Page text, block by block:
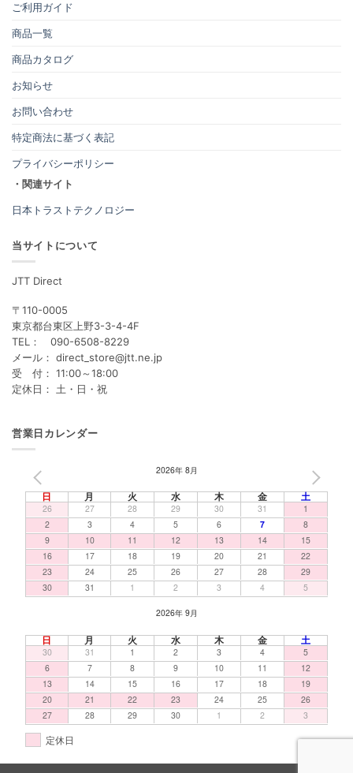
ご利用ガイド
商品一覧
商品カタログ
お知らせ
お問い合わせ
特定商法に基づく表記
プライバシーポリシー
・関連サイト
日本トラストテクノロジー
当サイトについて
JTT Direct
〒110-0005
東京都台東区上野3-3-4-4F
TEL： 090-6508-8229
メール： direct_store@jtt.ne.jp
受 付： 11:00～18:00
定休日： 土・日・祝
営業日カレンダー
2026年 8月
日 月 火 水 木 金 土
26 27 28 29 30 31
1
2
3 4 5 6 7
8
9
10 11 12 13 14
15
16
17 18 19 20 21
22
23
24 25 26 27 28
29
30
31 1 2 3 4 5
2026年 9月
日 月 火 水 木 金 土
30 31 1 2 3 4
5
6
7 8 9 10 11
12
13
14 15 16 17 18
19
20
21 22 23 24 25
26
27
28 29 30 1 2 3
定休日